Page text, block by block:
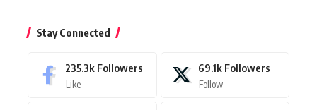
Stay Connected
235.3k Followers
Like
69.1k Followers
Follow